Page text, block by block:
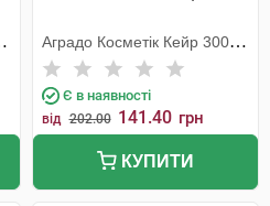
Аградо Косметік Кейр 3000
С.Л.У.
Є в наявності
від 202.00 141.40 грн
КУПИТИ